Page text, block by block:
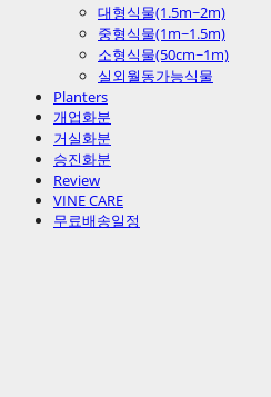
대형식물(1.5m~2m)
중형식물(1m~1.5m)
소형식물(50cm~1m)
실외월동가능식물
Planters
개업화분
거실화분
승진화분
Review
VINE CARE
무료배송일정